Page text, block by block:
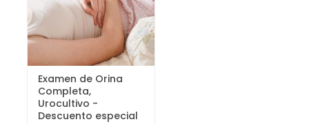
Examen de Orina
Completa,
Urocultivo -
Descuento especial